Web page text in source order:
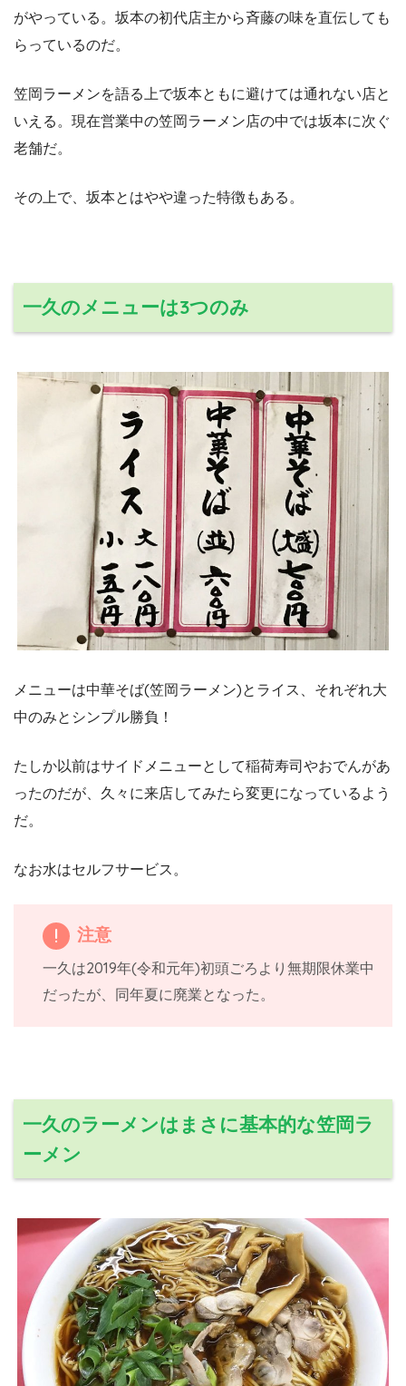
がやっている。坂本の初代店主から斉藤の味を直伝しても
らっているのだ。
笠岡ラーメンを語る上で坂本ともに避けては通れない店と
いえる。現在営業中の笠岡ラーメン店の中では坂本に次ぐ
老舗だ。
その上で、坂本とはやや違った特徴もある。
一久のメニューは3つのみ
メニューは中華そば(笠岡ラーメン)とライス、それぞれ大
中のみとシンプル勝負！
たしか以前はサイドメニューとして稲荷寿司やおでんがあ
ったのだが、久々に来店してみたら変更になっているよう
だ。
なお水はセルフサービス。
注意
一久は2019年(令和元年)初頭ごろより無期限休業中
だったが、同年夏に廃業となった。
一久のラーメンはまさに基本的な笠岡ラ
ーメン